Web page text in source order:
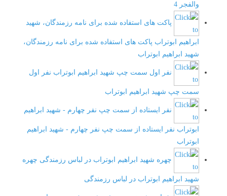
والفجر 4
پاکت های استفاده شده برای نامه رزمندگان، شهید
ابراهیم ابوتراب پاکت های استفاده شده برای نامه رزمندگان،
شهید ابراهیم ابوتراب
نفر اول سمت چپ شهید ابراهیم ابوتراب نفر اول
سمت چپ شهید ابراهیم ابوتراب
نفر ایستاده از سمت چپ نفر چهارم - شهید ابراهیم
ابوتراب نفر ایستاده از سمت چپ نفر چهارم - شهید ابراهیم
ابوتراب
چهره شهید ابراهیم ابوتراب در لباس رزمندگی چهره
شهید ابراهیم ابوتراب در لباس رزمندگی